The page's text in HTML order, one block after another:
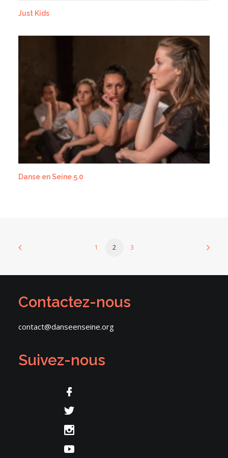
Just Kids
Danse en Seine 5.0
1 2 3
Contactez-nous
contact@danseenseine.org
Suivez-nous